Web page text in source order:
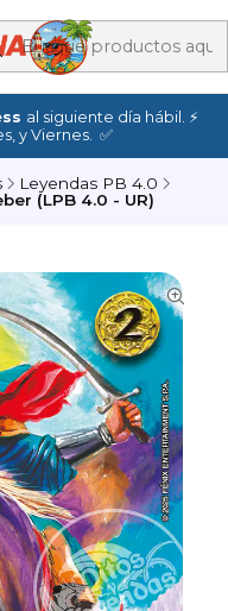
al siguiente día hábil. ⚡
y Viernes. ✅
Leyendas PB 4.0
(LPB 4.0 - UR)